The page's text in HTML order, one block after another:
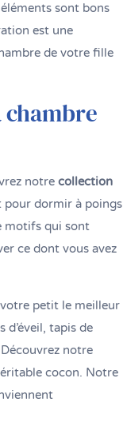
sont bons
est une
de votre fille
notrecollection
dormir à poings
motifs qui sont
ce dont vous avez
petit le meilleur
tapis de
notre
cocon. Notre